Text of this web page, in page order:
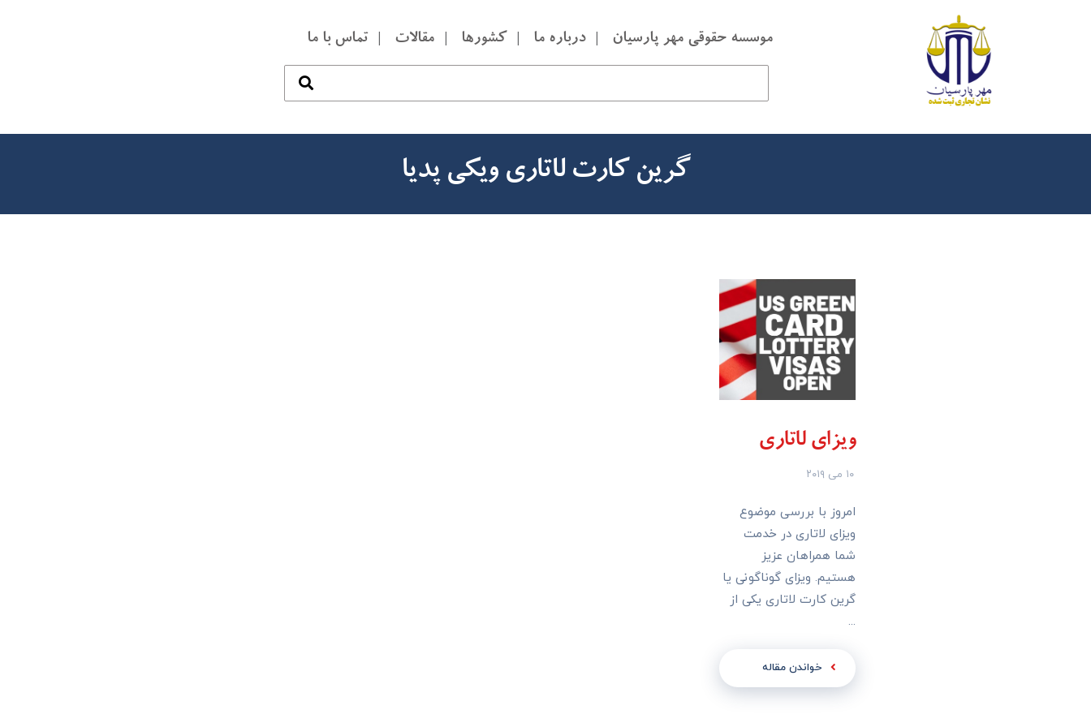
موسسه حقوقی مهر پارسیان درباره ما کشورها مقالات تماس با ما
گرین کارت لاتاری ویکی پدیا
ویزای لاتاری
۱۰ می ۲۰۱۹
امروز با بررسی موضوع
ویزای لاتاری در خدمت
شما همراهان عزیز
هستیم. ویزای گوناگونی یا
گرین کارت لاتاری یکی از
...
خواندن مقاله